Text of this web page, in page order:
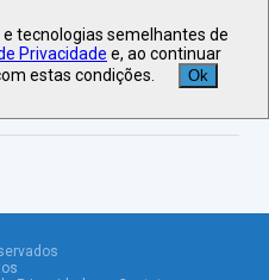
2027
tecnologias semelhantes de
Privacidade e, ao continuar
estas condições.
Ok